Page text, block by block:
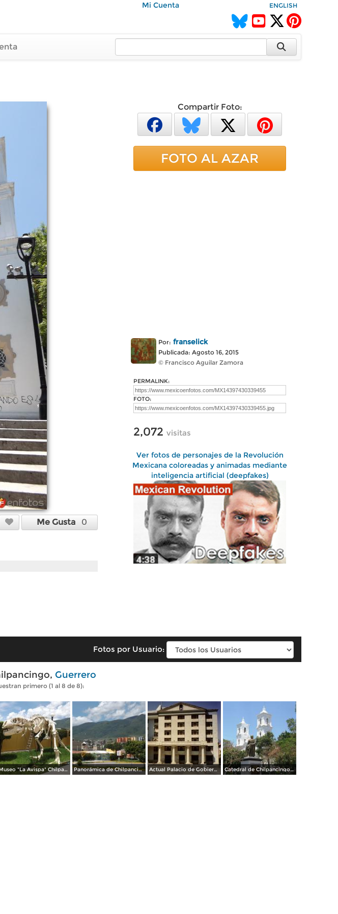
Mi Cuenta ENGLISH
Me Gusta 0
Compartir Foto:
FOTO AL AZAR
Por: franselick
Publicada: Agosto 16, 2015
© Francisco Aguilar Zamora
PERMALINK:
FOTO:
2,072 visitas
Ver fotos de personajes de la Revolución
Mexicana coloreadas y animadas mediante
inteligencia artificial (deepfakes)
Fotos por Usuario:
Guerrero
primero (1 al 8 de 8):
Museo "La Avispa" Chilpancingo, Guerrero. Julio/2013 Panorámica de Chilpancingo, Gro. Julio/2013 Actual Palacio de Gobierno. Chilpancingo, Gro. 1995 Catedral de Chilpancingo y Monumento a José Ma. Morelos